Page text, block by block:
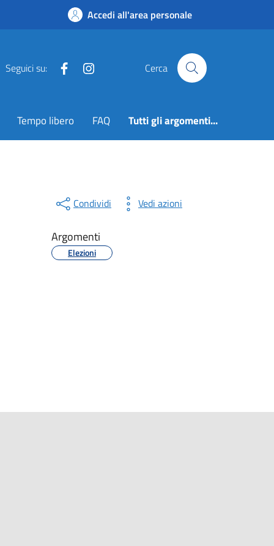
Accedi all'area personale
Seguici su: Facebook Cerca
Tempo libero FAQ Tutti gli argomenti...
Condividi Vedi azioni
Argomenti
Elezioni